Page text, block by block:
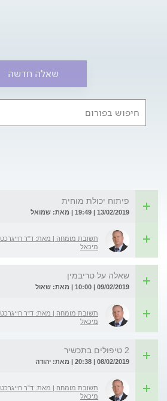
שאלה חדשה
פיתוח יכולת מוחית
13/02/2019 | 19:49 | מאת: שמואל
תשובת מומחה | מאת: ד"ר חייגרכט
מיכאל
שאלה על טריבמין
09/02/2019 | 10:00 | מאת: שאול
תשובת מומחה | מאת: ד"ר חייגרכט
מיכאל
2 טיפולים בתכשיר
08/02/2019 | 20:38 | מאת: יהודה
תשובת מומחה | מאת: ד"ר חייגרכט
מיכאל